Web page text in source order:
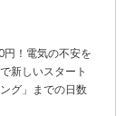
円！電気の不安を
新しいスタート
グ」までの日数